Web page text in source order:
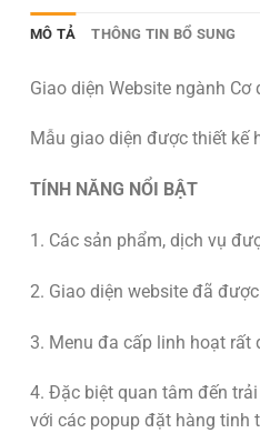
MÔ TẢ THÔNG TIN BỔ SUNG
Giao diện Website ngành
Mẫu giao diện được thiết kế
TÍNH NĂNG NỔI BẬT
1. Các sản phẩm, dịch vụ
2. Giao diện website đã
3. Menu đa cấp linh hoạt rất
4. Đặc biệt quan tâm đến
với các popup đặt hàng tinh